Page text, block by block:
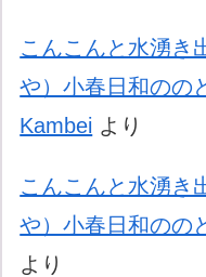
こんこんと水湧き
や）小春日和のの
Kambei より
こんこんと水湧き
や）小春日和のの
より